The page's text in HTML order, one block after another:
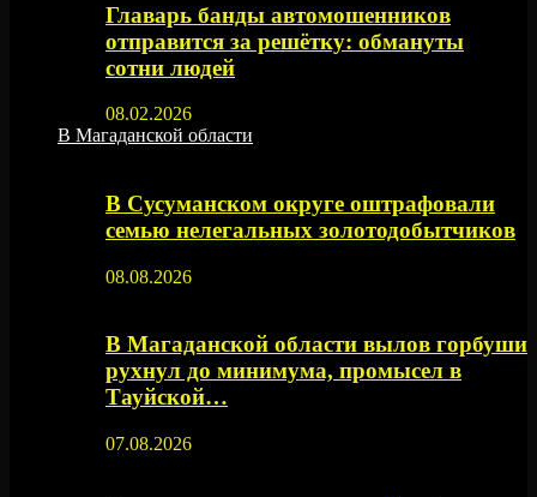
Главарь банды автомошенников
отправится за решётку: обмануты
сотни людей
08.02.2026
В Магаданской области
В Сусуманском округе оштрафовали
семью нелегальных золотодобытчиков
08.08.2026
В Магаданской области вылов горбуши
рухнул до минимума, промысел в
Тауйской…
07.08.2026